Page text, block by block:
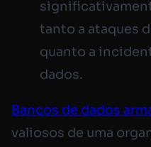
tanto a ataques
quanto a
dados.
Bancos de dados
valiosos de uma